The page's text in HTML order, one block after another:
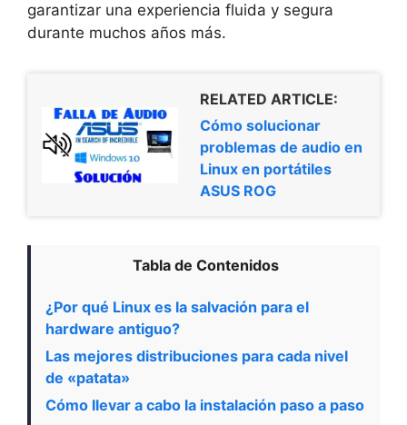
garantizar una experiencia fluida y segura
durante muchos años más.
RELATED ARTICLE:
Cómo solucionar
problemas de audio en
Linux en portátiles
ASUS ROG
Tabla de Contenidos
¿Por qué Linux es la salvación para el
hardware antiguo?
Las mejores distribuciones para cada nivel
de «patata»
Cómo llevar a cabo la instalación paso a paso